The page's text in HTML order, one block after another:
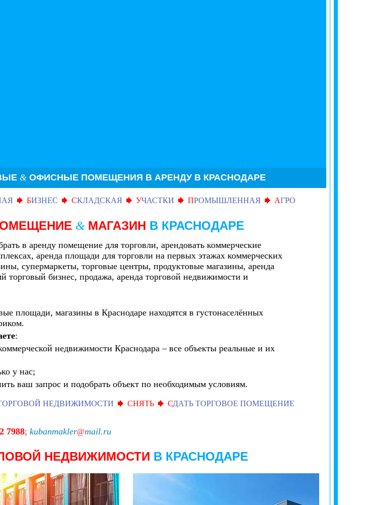
& ОФИСНЫЕ ПОМЕЩЕНИЯ В АРЕНДУ В КРАСНОДАРЕ
БИЗНЕС СКЛАДСКАЯ УЧАСТКИ ПРОМЫШЛЕННАЯ АГРО
& МАГАЗИН В КРАСНОДАРЕ
в аренду помещение для торговли, арендовать коммерческие
аренда площади для торговли на первых этажах коммерческих
супермаркеты, торговые центры, продуктовые магазины, аренда
торговый бизнес, продажа, аренда торговой недвижимости и
площади, магазины в Краснодаре находятся в густонаселённых
:
недвижимости Краснодара – все объекты реальные и их
у нас;
ваш запрос и подобрать объект по необходимым условиям.
НЕДВИЖИМОСТИ СНЯТЬ СДАТЬ ТОРГОВОЕ ПОМЕЩЕНИЕ
7988; kubanmakler@mail.ru
НЕДВИЖИМОСТИ В КРАСНОДАРЕ